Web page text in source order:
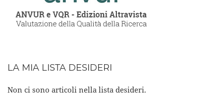
LA MIA LISTA DESIDERI
Non ci sono articoli nella lista desideri.